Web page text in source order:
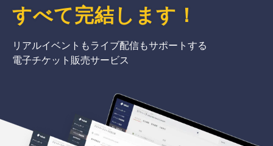
すべて完結 します ！
リアルイベントもライブ配信もサポートする
電子チケット販売サービス